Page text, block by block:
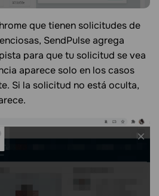
que tienen solicitudes de
SendPulse agrega
para que tu solicitud se vea
aparece solo en los casos
Si la solicitud no está oculta,